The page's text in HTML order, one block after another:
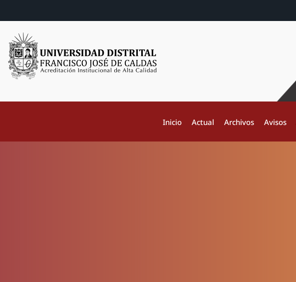
Inicio Actual Archivos Avisos